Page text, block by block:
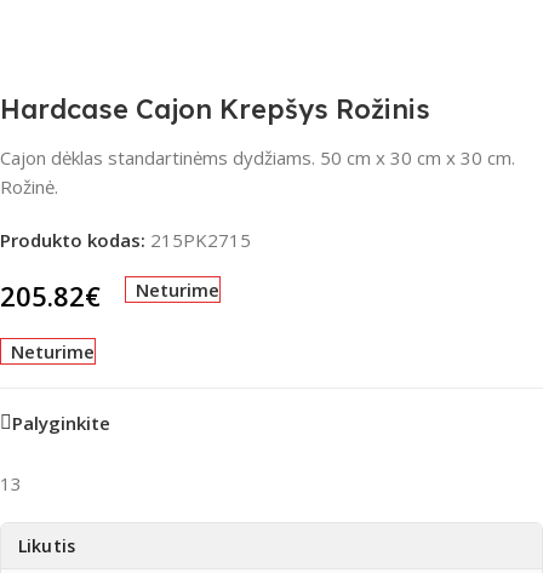
Hardcase Cajon Krepšys Rožinis
Cajon dėklas standartinėms dydžiams. 50 cm x 30 cm x 30 cm.
Rožinė.
Produkto kodas: 215PK2715
205.82€ Neturime
Neturime
Palyginkite
13
Likutis